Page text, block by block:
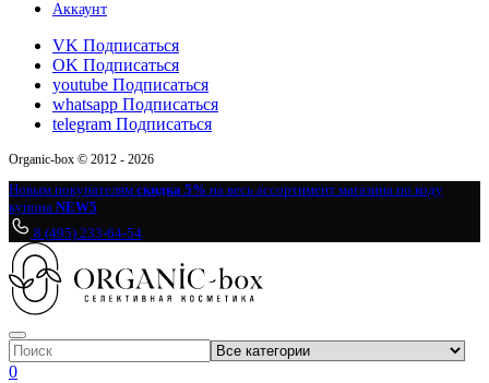
Аккаунт
VK Подписаться
OK Подписаться
youtube Подписаться
whatsapp Подписаться
telegram Подписаться
Organic-box © 2012 - 2026
Новым покупателям скидка 5% на весь ассортимент магазина по коду
купона NEW5
8 (495) 233-64-54
0